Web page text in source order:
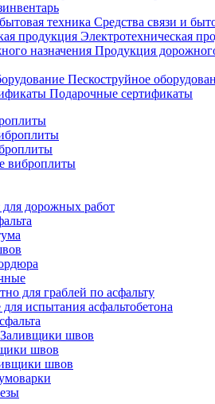
Средства связи и
Электротехническая
Продукция
Пескоструйное
Подарочные сертификаты
виброплиты
дорожных работ
для граблей по асфальту
испытания асфальтобетона
Заливщики швов
швов
швов